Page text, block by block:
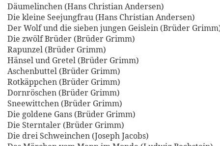
Däumelinchen (Hans Christian Andersen)
Die kleine Seejungfrau (Hans Christian Andersen)
Der Wolf und die sieben jungen Geislein (Brüder
Die zwölf Brüder (Brüder Grimm)
Rapunzel (Brüder Grimm)
Hänsel und Gretel (Brüder Grimm)
Aschenbuttel (Brüder Grimm)
Rotkäppchen (Brüder Grimm)
Dornröschen (Brüder Grimm)
Sneewittchen (Brüder Grimm)
Die goldene Gans (Brüder Grimm)
Die Sterntaler (Brüder Grimm)
Die drei Schweinchen (Joseph Jacobs)